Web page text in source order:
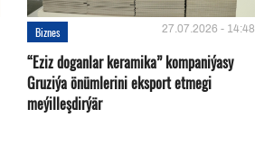
Biznes 27.07.2026 - 14:48
“Eziz doganlar keramika” kompaniýasy
Gruziýa önümlerini eksport etmegi
meýilleşdirýär